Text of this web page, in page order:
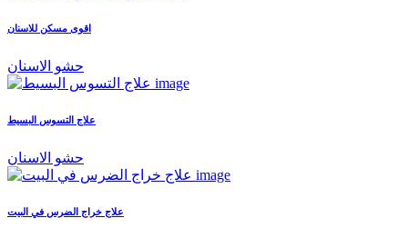
اقوى مسكن للاسنان
حشو الاسنان
علاج التسوس البسيط
حشو الاسنان
علاج خراج الضرس في البيت